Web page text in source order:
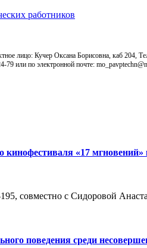
работников
Кучер Оксана Борисовна, каб 204,
79 или по электронной почте:
«17
совместно с Сидоровой
поведения среди